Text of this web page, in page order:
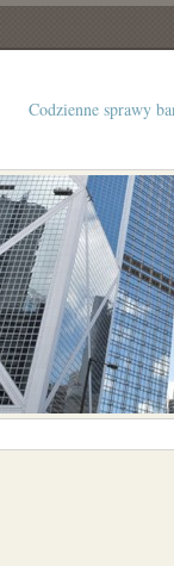
Codzienne sprawy